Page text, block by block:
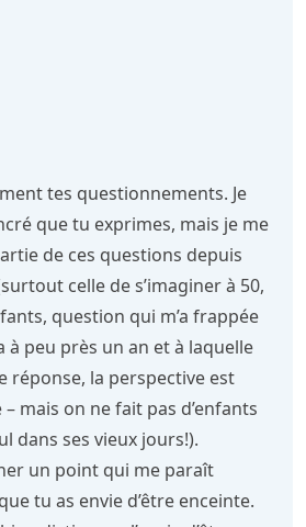
tes questionnements. Je
que tu exprimes, mais je me
de ces questions depuis
celle de s’imaginer à 50,
question qui m’a frappée
à peu près un an et à laquelle
réponse, la perspective est
mais on ne fait pas d’enfants
dans ses vieux jours!).
un point qui me paraît
tu as envie d’être enceinte.